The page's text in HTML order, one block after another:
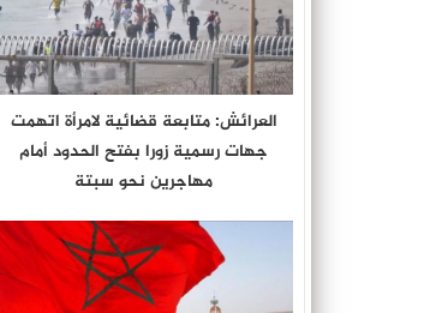
العرائش: متابعة قضائية لامرأة اتهمت
جهات رسمية زورا بفتح الحدود أمام
مهاجرين نحو سبتة